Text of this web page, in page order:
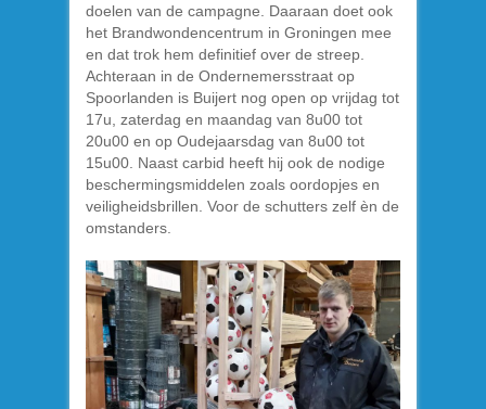
doelen van de campagne. Daaraan doet ook
het Brandwondencentrum in Groningen mee
en dat trok hem definitief over de streep.
Achteraan in de Ondernemersstraat op
Spoorlanden is Buijert nog open op vrijdag tot
17u, zaterdag en maandag van 8u00 tot
20u00 en op Oudejaarsdag van 8u00 tot
15u00. Naast carbid heeft hij ook de nodige
beschermingsmiddelen zoals oordopjes en
veiligheidsbrillen. Voor de schutters zelf èn de
omstanders.